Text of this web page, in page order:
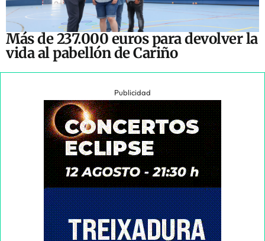
Más de 237.000 euros para devolver la
vida al pabellón de Cariño
Publicidad